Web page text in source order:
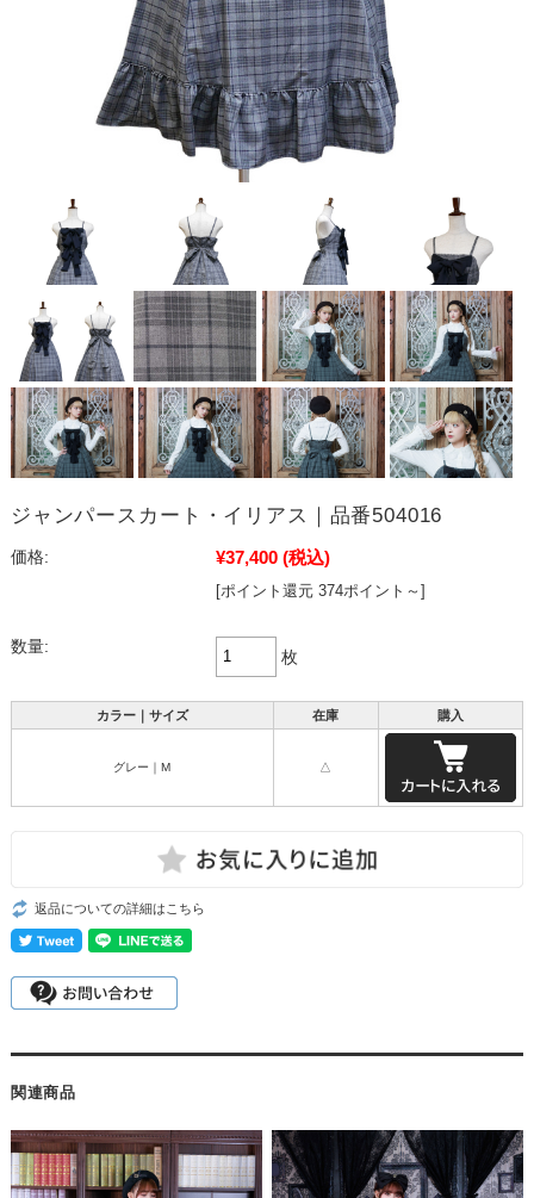
ジャンパースカート・イリアス｜品番504016
価格: ¥37,400 (税込)
[ポイント還元 374ポイント～]
数量:
枚
カラー｜サイズ 在庫 購入
グレー｜M △
返品についての詳細はこちら
関連商品